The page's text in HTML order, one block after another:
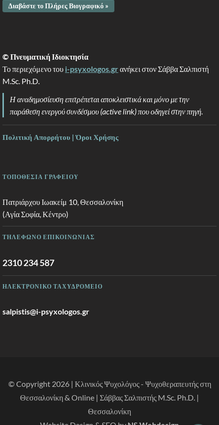
Διαβάστε το Πλήρες Βιογραφικό »
© Πνευματική Ιδιοκτησία
Το περιεχόμενο του i-psyxologos.grανήκει στον Σάββα Σαλπιστή
M.Sc. Ph.D.
Η αναδημοσίευση επιτρέπεται αποκλειστικά και μόνο με την
παράθεση ενεργού συνδέσμου (active link) που οδηγεί στην πηγή.
Πολιτική Απορρήτου | Όροι Χρήσης
ΤΟΠΟΘΕΣΙΑ ΓΡΑΦΕΙΟΥ
Πατριάρχου Ιωακείμ 10, Θεσσαλονίκη
(Αγία Σοφία, Κέντρο)
ΤΗΛΕΦΩΝΟ ΕΠΙΚΟΙΝΩΝΙΑΣ
2310 234 587
ΗΛΕΚΤΡΟΝΙΚΟ ΤΑΧΥΔΡΟΜΕΙΟ
salpistis@i-psyxologos.gr
© Copyright 2026 | Κλινικός Ψυχολόγος - Ψυχοθεραπευτής στη
Θεσσαλονίκη & Online | Σάββας Σαλπιστής M.Sc. Ph.D. |
Θεσσαλονίκη